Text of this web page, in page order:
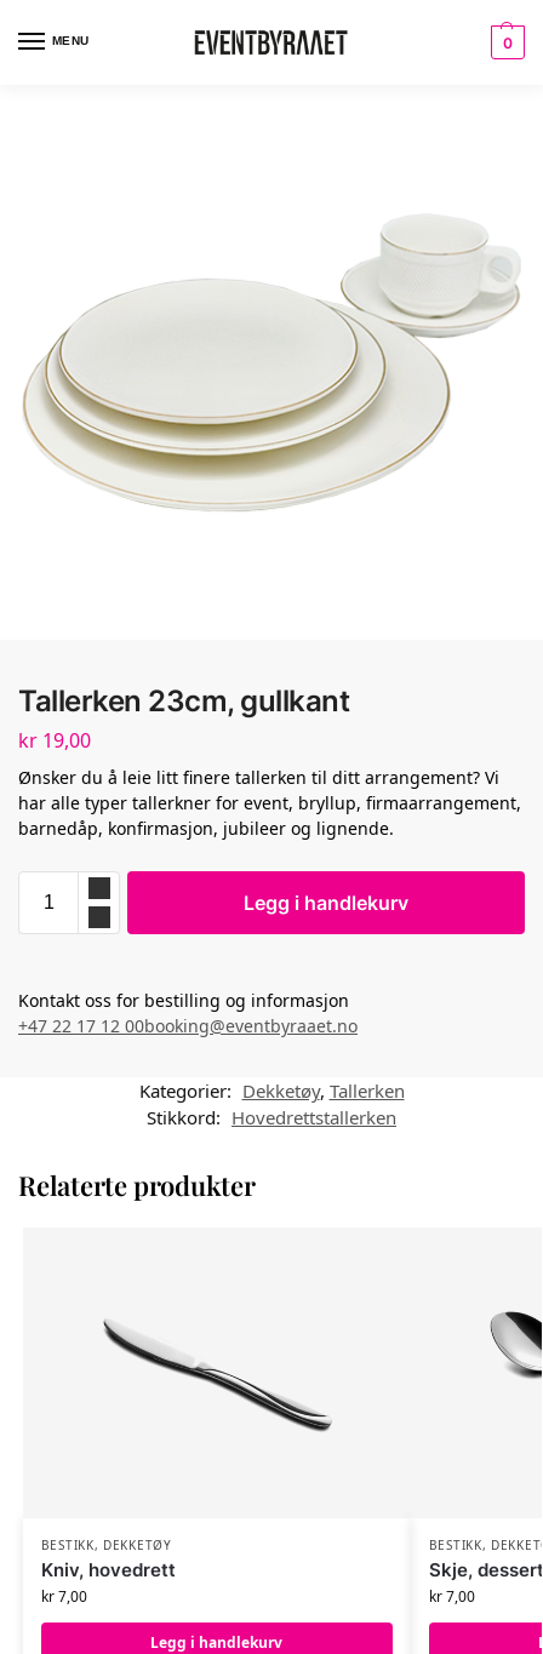
MENU 0
Tallerken 23cm, gullkant
kr 19,00
Ønsker du å leie litt finere tallerken til ditt arrangement? Vi
har alle typer tallerkner for event, bryllup, firmaarrangement,
barnedåp, konfirmasjon, jubileer og lignende.
Legg i handlekurv
Kontakt oss for bestilling og informasjon
+47 22 17 12 00booking@eventbyraaet.no
Kategorier: Dekketøy, Tallerken
Stikkord: Hovedrettstallerken
Relaterte produkter
BESTIKK, DEKKETØY
Kniv, hovedrett
kr7,00
Legg i handlekurv
BESTIKK,
Skje, dessert
kr7,00